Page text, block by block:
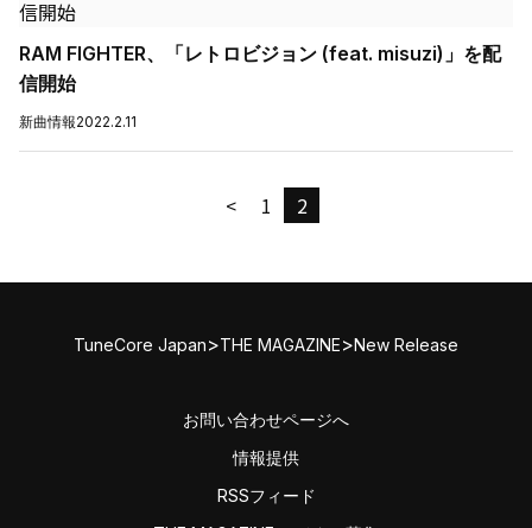
RAM FIGHTER、「レトロビジョン (feat. misuzi)」を配
信開始
新曲情報2022.2.11
< 1 2
TuneCore Japan>THE MAGAZINE>New Release
お問い合わせページへ
情報提供
RSSフィード